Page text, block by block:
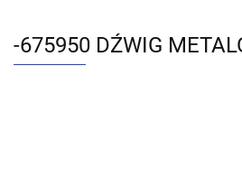
-675950 DŹWIG